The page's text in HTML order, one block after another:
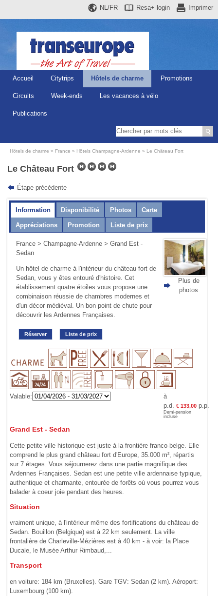
Imprimer
Resa+ login
NL/FR
Accueil Citytrips Hôtels de charme Promotions
Circuits Week-ends Les vacances à vélo
Publications
Hôtels de charme France Hôtels Champagne-Ardenne Le Château Fort
Le Château Fort
Étape précédente
Information Disponibilité Photos Carte
Appréciations Promotion Liste de prix
France >Champagne-Ardenne > Grand Est -
Sedan
Un hôtel de charme à l'intérieur du château fort de
Sedan, vous y êtes entouré d'histoire. Cet
établissement quatre étoi­les vous propose une
combinaison réussie de chambres modernes et
d'un décor médiéval. Un bon point de chute pour
découvrir les Ardennes Françaises.
Réserver Liste de prix
Plus de
photos
Valable:
à
p.d. € 133,00p.p.
Demi-pension
incluse
Grand Est - Sedan
Cette petite ville histo­rique est juste à la fron­tière franco-belge. Elle
comprend le plus grand château fort d'Europe, 35.000 m², répartis
sur 7 étages. Vous séjournerez dans une partie magnifique des
Ardennes Françaises. Sedan est une petite ville ardennaise typi­que,
authentique et charmante, entourée de forêts où vous pourrez vous
balader à coeur joie pendant des heures.
Situation
vraiment unique, à l'intérieur même des fortifications du château de
Sedan. Bouillon (Belgique) est à 22 km seulement. La ville
frontalière de Charleville-Mézières est à 40 km - à voir: la Place
Ducale, le Musée Arthur Rimbaud,...
Transport
en voiture: 184 km (Bruxelles). Gare TGV: Sedan (2 km). Aéroport:
Luxembourg (100 km).